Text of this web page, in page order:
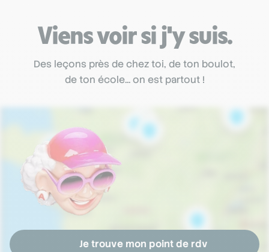
Viens voir si j'y suis.
Des leçons près de chez toi, de ton boulot,
de ton école... on est partout !
Je trouve mon point de rdv